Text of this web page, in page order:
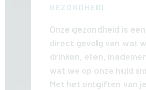
GEZONDHEID
Onze gezondheid is een
direct gevolg van wat
drinken, eten,
wat we op onze huid
Met het ontgiften van je